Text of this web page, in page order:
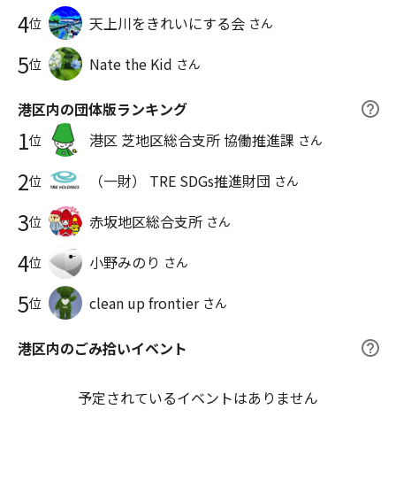
た🍵 🏐バレーボールが終わっても⚾️高校野球があるさ✊😆
（8/5〜） #みなとクリーンアップ！
4位 天上川をきれいにする会 さん
5位 Nate the Kid さん
港区内の団体版ランキング
1位 港区 芝地区総合支所 協働推進課 さん
2位 （一財） TRE SDGs推進財団 さん
3位 赤坂地区総合支所 さん
4位 小野みのり さん
5位 clean up frontier さん
港区内のごみ拾いイベント
予定されているイベントはありません